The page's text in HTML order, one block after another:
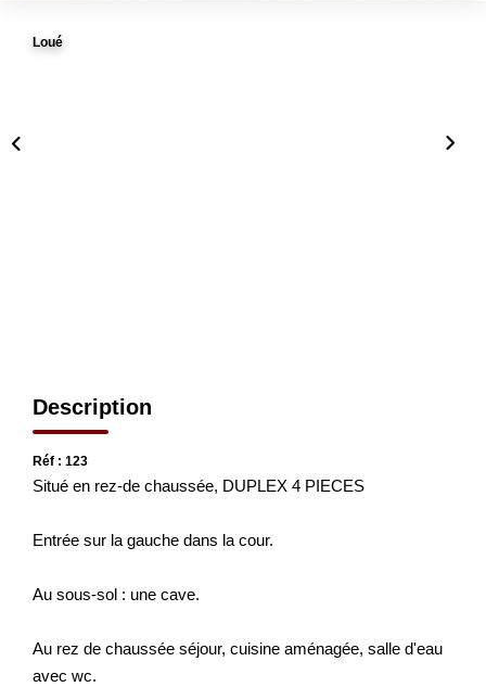
Loué
Description
Réf : 123
Situé en rez-de chaussée, DUPLEX 4 PIECES
Entrée sur la gauche dans la cour.
Au sous-sol : une cave.
Au rez de chaussée séjour, cuisine aménagée, salle d'eau
avec wc.